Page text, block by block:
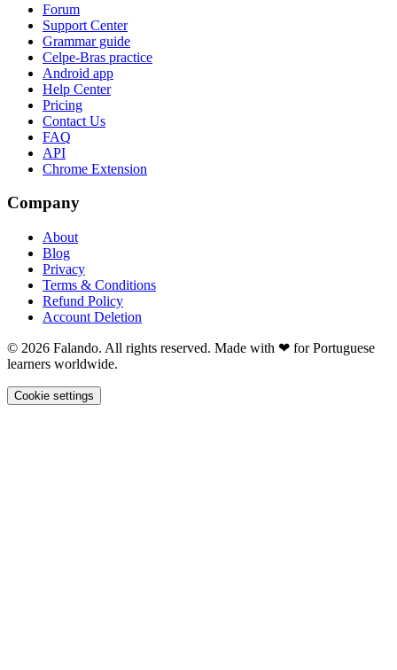
Forum
Support Center
Grammar guide
Celpe-Bras practice
Android app
Help Center
Pricing
Contact Us
FAQ
API
Chrome Extension
Company
About
Blog
Privacy
Terms & Conditions
Refund Policy
Account Deletion
© 2026 Falando. All rights reserved. Made with ❤ for Portuguese
learners worldwide.
Cookie settings